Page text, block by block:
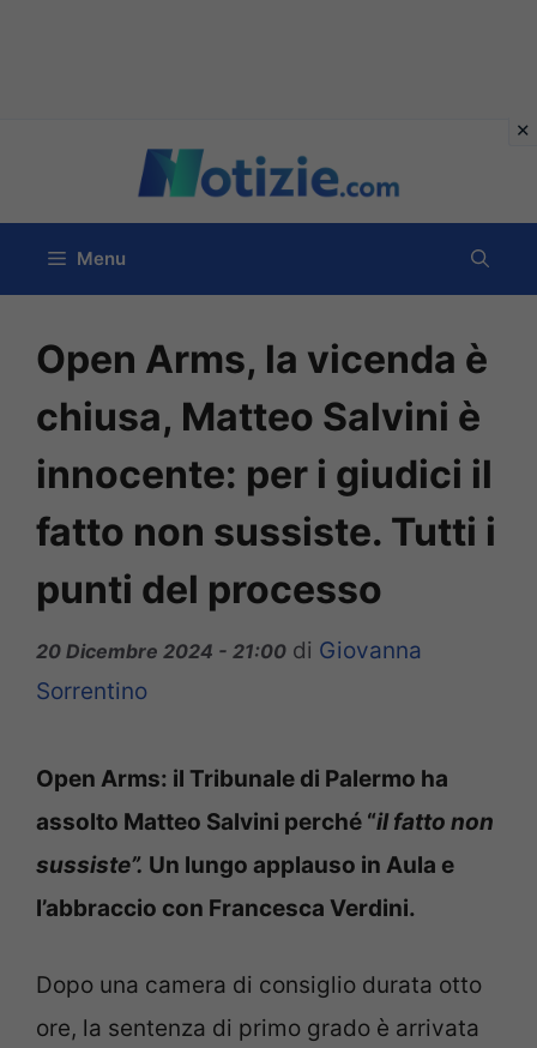
contenuto
Menu
Open Arms, la vicenda è
chiusa, Matteo Salvini è
innocente: per i giudici il
fatto non sussiste. Tutti i
punti del processo
20 Dicembre 2024 - 21:00 di Giovanna
Sorrentino
Open Arms: il Tribunale di Palermo ha
assolto Matteo Salvini perché “il fatto non
sussiste”. Un lungo applauso in Aula e
l’abbraccio con Francesca Verdini.
Dopo una camera di consiglio durata otto
ore, la sentenza di primo grado è arrivata